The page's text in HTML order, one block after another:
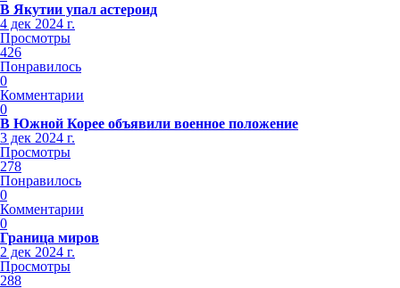
В Якутии упал астероид
4 дек 2024 г.
Просмотры
426
Понравилось
0
Комментарии
0
В Южной Корее объявили военное положение
3 дек 2024 г.
Просмотры
278
Понравилось
0
Комментарии
0
Граница миров
2 дек 2024 г.
Просмотры
288